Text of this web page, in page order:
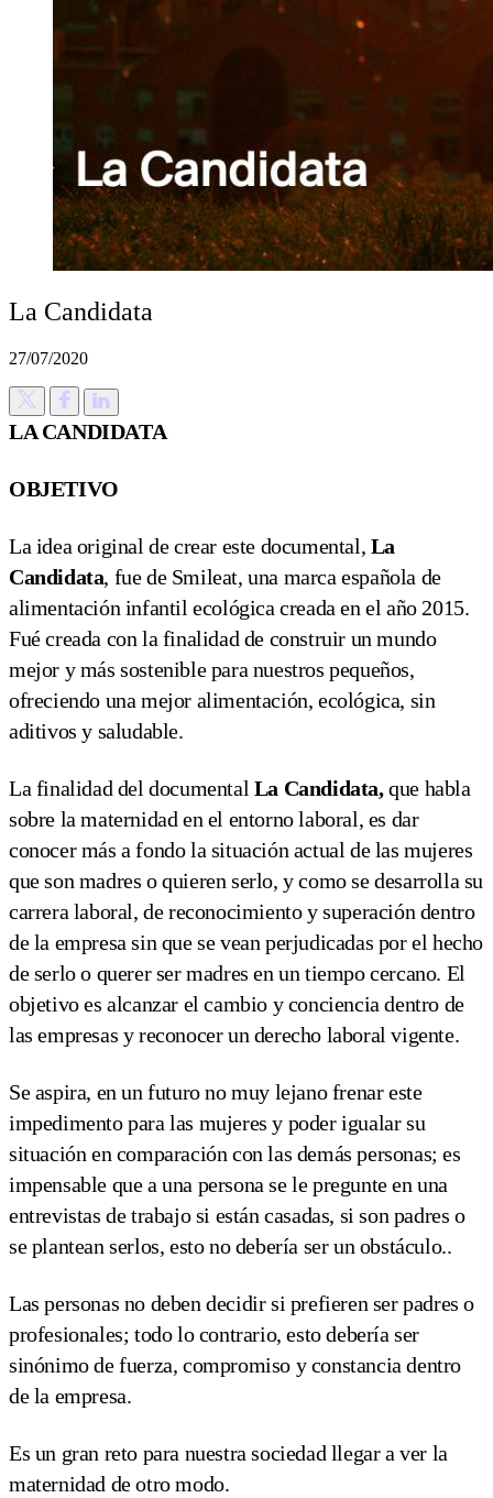
La Candidata
27/07/2020
LA CANDIDATA
OBJETIVO
La idea original de crear este documental, La
Candidata, fue de Smileat, una marca española de
alimentación infantil ecológica creada en el año 2015.
Fué creada con la finalidad de construir un mundo
mejor y más sostenible para nuestros pequeños,
ofreciendo una mejor alimentación, ecológica, sin
aditivos y saludable.
La finalidad del documental La Candidata,que habla
sobre la maternidad en el entorno laboral, es dar
conocer más a fondo la situación actual de las mujeres
que son madres o quieren serlo, y como se desarrolla su
carrera laboral, de reconocimiento y superación dentro
de la empresa sin que se vean perjudicadas por el hecho
de serlo o querer ser madres en un tiempo cercano. El
objetivo es alcanzar el cambio y conciencia dentro de
las empresas y reconocer un derecho laboral vigente.
Se aspira, en un futuro no muy lejano frenar este
impedimento para las mujeres y poder igualar su
situación en comparación con las demás personas; es
impensable que a una persona se le pregunte en una
entrevistas de trabajo si están casadas, si son padres o
se plantean serlos, esto no debería ser un obstáculo..
Las personas no deben decidir si prefieren ser padres o
profesionales; todo lo contrario, esto debería ser
sinónimo de fuerza, compromiso y constancia dentro
de la empresa.
Es un gran reto para nuestra sociedad llegar a ver la
maternidad de otro modo.